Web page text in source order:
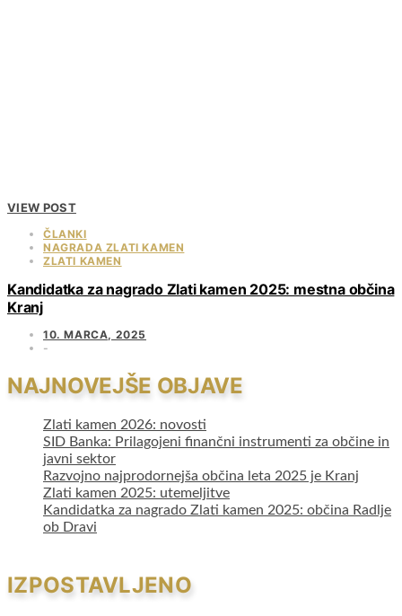
VIEW POST
ČLANKI
NAGRADA ZLATI KAMEN
ZLATI KAMEN
Kandidatka za nagrado Zlati kamen 2025: mestna občina
Kranj
10. MARCA, 2025
NAJNOVEJŠE OBJAVE
Zlati kamen 2026: novosti
SID Banka: Prilagojeni finančni instrumenti za občine in
javni sektor
Razvojno najprodornejša občina leta 2025 je Kranj
Zlati kamen 2025: utemeljitve
Kandidatka za nagrado Zlati kamen 2025: občina Radlje
ob Dravi
IZPOSTAVLJENO